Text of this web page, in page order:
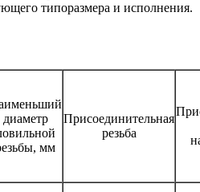
типоразмера и исполнения.
диаметр
мм
Присоединительная
резьба